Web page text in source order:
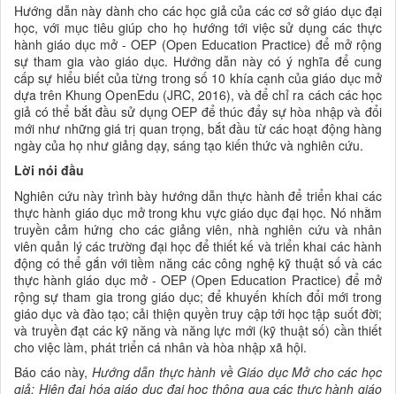
Hướng dẫn này dành cho các học giả của các cơ sở giáo dục đại
học, với mục tiêu giúp cho họ hướng tới việc sử dụng các thực
hànhgiáo dục mở - OEP (Open Education Practice) để mở rộng
sự tham gia vào giáo dục. Hướng dẫn này có ý nghĩa để cung
cấp sự hiểu biết của từng trong số 10 khía cạnh của giáo dục mở
dựa trên Khung OpenEdu (JRC, 2016), và để chỉ ra cách các học
giả có thể bắt đầu sử dụng OEP để thúc đẩy sự hòa nhập và đổi
mới như những giá trị quan trọng, bắt đầu từ các hoạt động hàng
ngày của họ như giảng dạy, sáng tạo kiến thức và nghiên cứu.
Lời nói đầu
Nghiên cứu này trình bày hướng dẫn thực hành để triển khai các
thực hành giáo dục mở trong khu vực giáo dục đại học. Nó nhằm
truyền cảm hứng cho các giảng viên, nhà nghiên cứu và nhân
viên quản lý các trường đại học để thiết kế và triển khai các hành
động có thể gắn với tiềm năng các công nghệ kỹ thuật số và các
thực hành giáo dục mở - OEP (Open Education Practice) để mở
rộng sự tham gia trong giáo dục; để khuyến khích đổi mới trong
giáo dục và đào tạo; cải thiện quyền truy cập tới học tập suốt đời;
và truyền đạt các kỹ năng và năng lực mới (kỹ thuật số) cần thiết
cho việc làm, phát triển cá nhân và hòa nhập xã hội.
Báo cáo này, Hướng dẫn thực hành vềGiáo dục Mở cho các học
giả: Hiện đại hóa giáo dục đại học thông qua các thực hànhgiáo